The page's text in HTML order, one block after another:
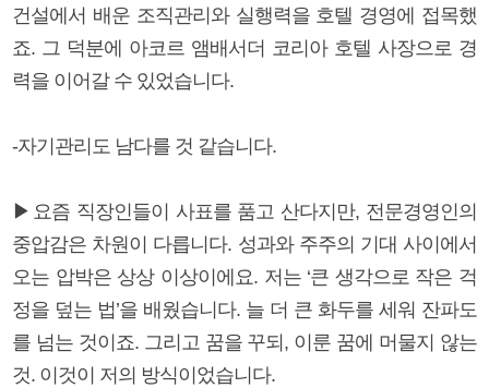
건설에서 배운 조직관리와 실행력을 호텔 경영에 접목했
죠. 그 덕분에 아코르 앰배서더 코리아 호텔 사장으로 경
력을 이어갈 수 있었습니다.
-자기관리도 남다를 것 같습니다.
▶요즘 직장인들이 사표를 품고 산다지만, 전문경영인의
중압감은 차원이 다릅니다. 성과와 주주의 기대 사이에서
오는 압박은 상상 이상이에요. 저는 ‘큰 생각으로 작은 걱
정을 덮는 법’을 배웠습니다. 늘 더 큰 화두를 세워 잔파도
를 넘는 것이죠. 그리고 꿈을 꾸되, 이룬 꿈에 머물지 않는
것. 이것이 저의 방식이었습니다.